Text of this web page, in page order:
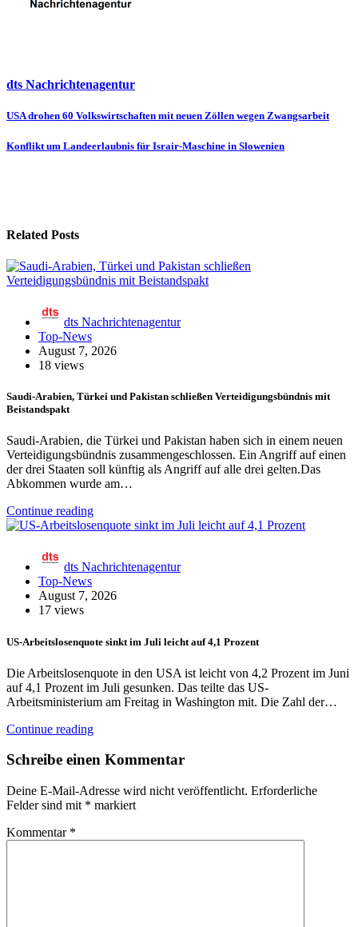
dts Nachrichtenagentur
Beitragsnavigation
USA drohen 60 Volkswirtschaften mit neuen Zöllen wegen Zwangsarbeit
Konflikt um Landeerlaubnis für Israir-Maschine in Slowenien
Related Posts
dts Nachrichtenagentur
Top-News
August 7, 2026
18 views
Saudi-Arabien, Türkei und Pakistan schließen Verteidigungsbündnis mit
Beistandspakt
Saudi-Arabien, die Türkei und Pakistan haben sich in einem neuen
Verteidigungsbündnis zusammengeschlossen. Ein Angriff auf einen
der drei Staaten soll künftig als Angriff auf alle drei gelten.Das
Abkommen wurde am…
Continue reading
dts Nachrichtenagentur
Top-News
August 7, 2026
17 views
US-Arbeitslosenquote sinkt im Juli leicht auf 4,1 Prozent
Die Arbeitslosenquote in den USA ist leicht von 4,2 Prozent im Juni
auf 4,1 Prozent im Juli gesunken. Das teilte das US-
Arbeitsministerium am Freitag in Washington mit. Die Zahl der…
Continue reading
Schreibe einen Kommentar
Deine E-Mail-Adresse wird nicht veröffentlicht. Erforderliche
Felder sind mit * markiert
Kommentar *